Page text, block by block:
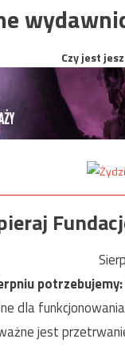
Czy jest
potrzebujemy:
dla
jest